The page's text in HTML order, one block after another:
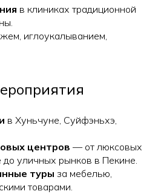
в клиниках традиционной
иглоукалыванием,
в Хуньчуне, Суйфэньхэ,
центров — от люксовых
уличных рынков в Пекине.
туры за мебелью,
товарами.